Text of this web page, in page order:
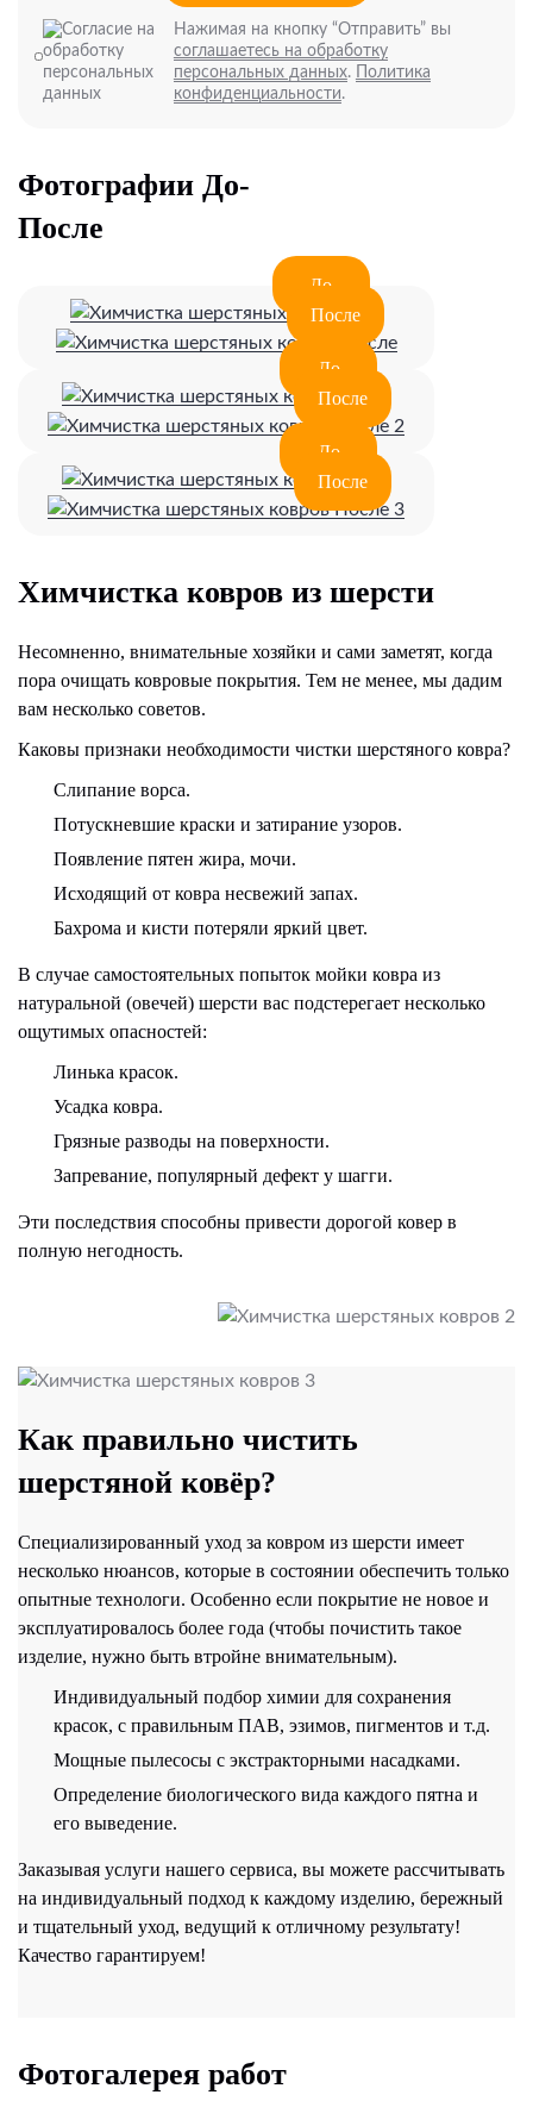
Нажимая на кнопку “Отправить” вы
соглашаетесь на обработку
персональных данных.
Политика
конфиденциальности.
Фотографии До-
После
До
После
До
После
До
После
Химчистка ковров из шерсти
Несомненно, внимательные хозяйки и сами заметят, когда
пора очищать ковровые покрытия. Тем не менее, мы дадим
вам несколько советов.
Каковы признаки необходимости чистки шерстяного ковра?
Слипание ворса.
Потускневшие краски и затирание узоров.
Появление пятен жира, мочи.
Исходящий от ковра несвежий запах.
Бахрома и кисти потеряли яркий цвет.
В случае самостоятельных попыток мойки ковра из
натуральной (овечей) шерсти вас подстерегает несколько
ощутимых опасностей:
Линька красок.
Усадка ковра.
Грязные разводы на поверхности.
Запревание, популярный дефект у шагги.
Эти последствия способны привести дорогой ковер в
полную негодность.
Как правильно чистить
шерстяной ковёр?
Специализированный уход за ковром из шерсти имеет
несколько нюансов, которые в состоянии обеспечить только
опытные технологи. Особенно если покрытие не новое и
эксплуатировалось более года (чтобы почистить такое
изделие, нужно быть втройне внимательным).
Индивидуальный подбор химии для сохранения
красок, с правильным ПАВ, эзимов, пигментов и т.д.
Мощные пылесосы с экстракторными насадками.
Определение биологического вида каждого пятна и
его выведение.
Заказывая услуги нашего сервиса, вы можете рассчитывать
на индивидуальный подход к каждому изделию, бережный
и тщательный уход, ведущий к отличному результату!
Качество гарантируем!
Фотогалерея работ